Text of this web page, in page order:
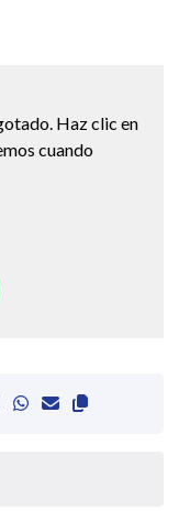
Haz clic en
cuando